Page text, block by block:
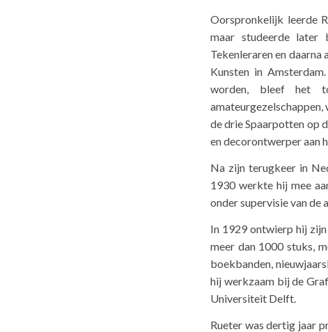
Oorspronkelijk leerde
maar studeerde
Tekenleraren en daarna
Kunsten in
worden, bleef het
de drie Spaarpotten op
en decorontwerper aan
Na zijn terugkeer in
1930 werkte hij mee
onder supervisie van de
In 1929 ontwierp hij
meer dan 1000 stuks,
boekbanden,
hij werkzaam bij de
Universiteit Delft.
Rueter was dertig jaar